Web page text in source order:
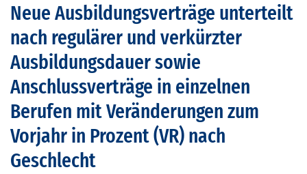
Neue Ausbildungsverträge unterteilt
nach regulärer und verkürzter
Ausbildungsdauer sowie
Anschlussverträge in einzelnen
Berufen mit Veränderungen zum
Vorjahr in Prozent (VR) nach
Geschlecht